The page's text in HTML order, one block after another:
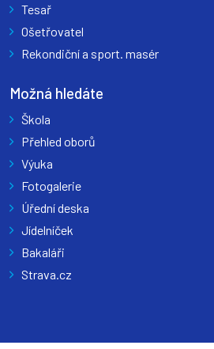
Tesař
Ošetřovatel
Rekondiční a sport. masér
Možná hledáte
Škola
Přehled oborů
Výuka
Fotogalerie
Úřední deska
Jídelníček
Bakaláři
Strava.cz